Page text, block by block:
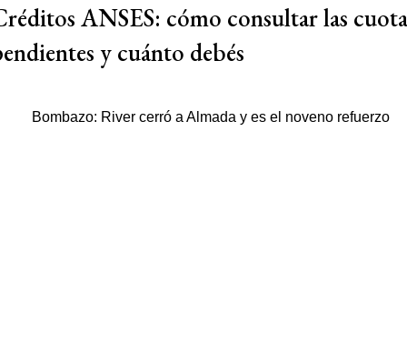
ANSES: cómo consultar las
y cuánto debés